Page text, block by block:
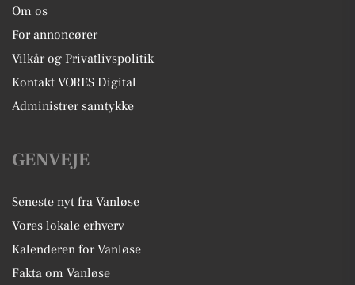
Om os
For annoncører
Vilkår og Privatlivspolitik
Kontakt VORES Digital
Administrer samtykke
GENVEJE
Seneste nyt fra Vanløse
Vores lokale erhverv
Kalenderen for Vanløse
Fakta om Vanløse